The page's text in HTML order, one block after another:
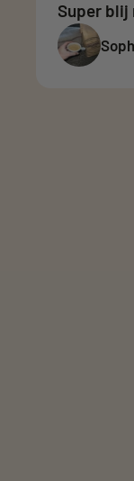
maar dat
Noca-
is heerlijk
hebt iets
zak
hier ook